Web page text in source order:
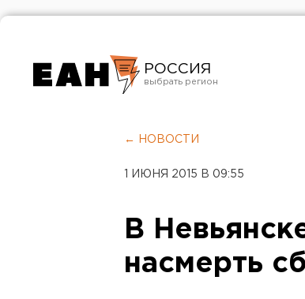
РОССИЯ
Челябинск
← НОВОСТИ
1 ИЮНЯ 2015 В 09:55
В
насмерть